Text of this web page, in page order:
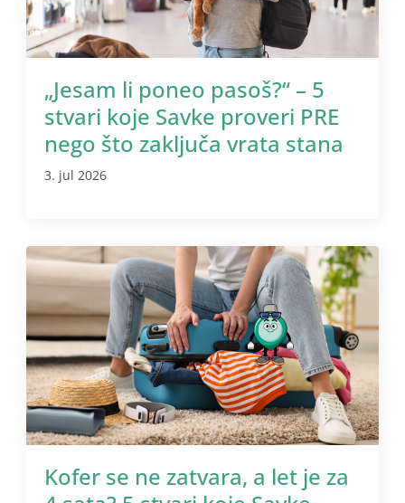
„Jesam li poneo pasoš?“ – 5
stvari koje Savke proveri PRE
nego što zaključa vrata stana
3. jul 2026
Kofer se ne zatvara, a let je za